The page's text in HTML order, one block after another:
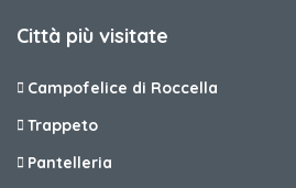
Città più visitate
Campofelice di Roccella
Trappeto
Pantelleria